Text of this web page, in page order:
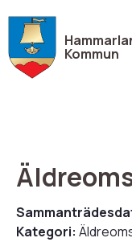
huvudinnehållKommun
Kategori: